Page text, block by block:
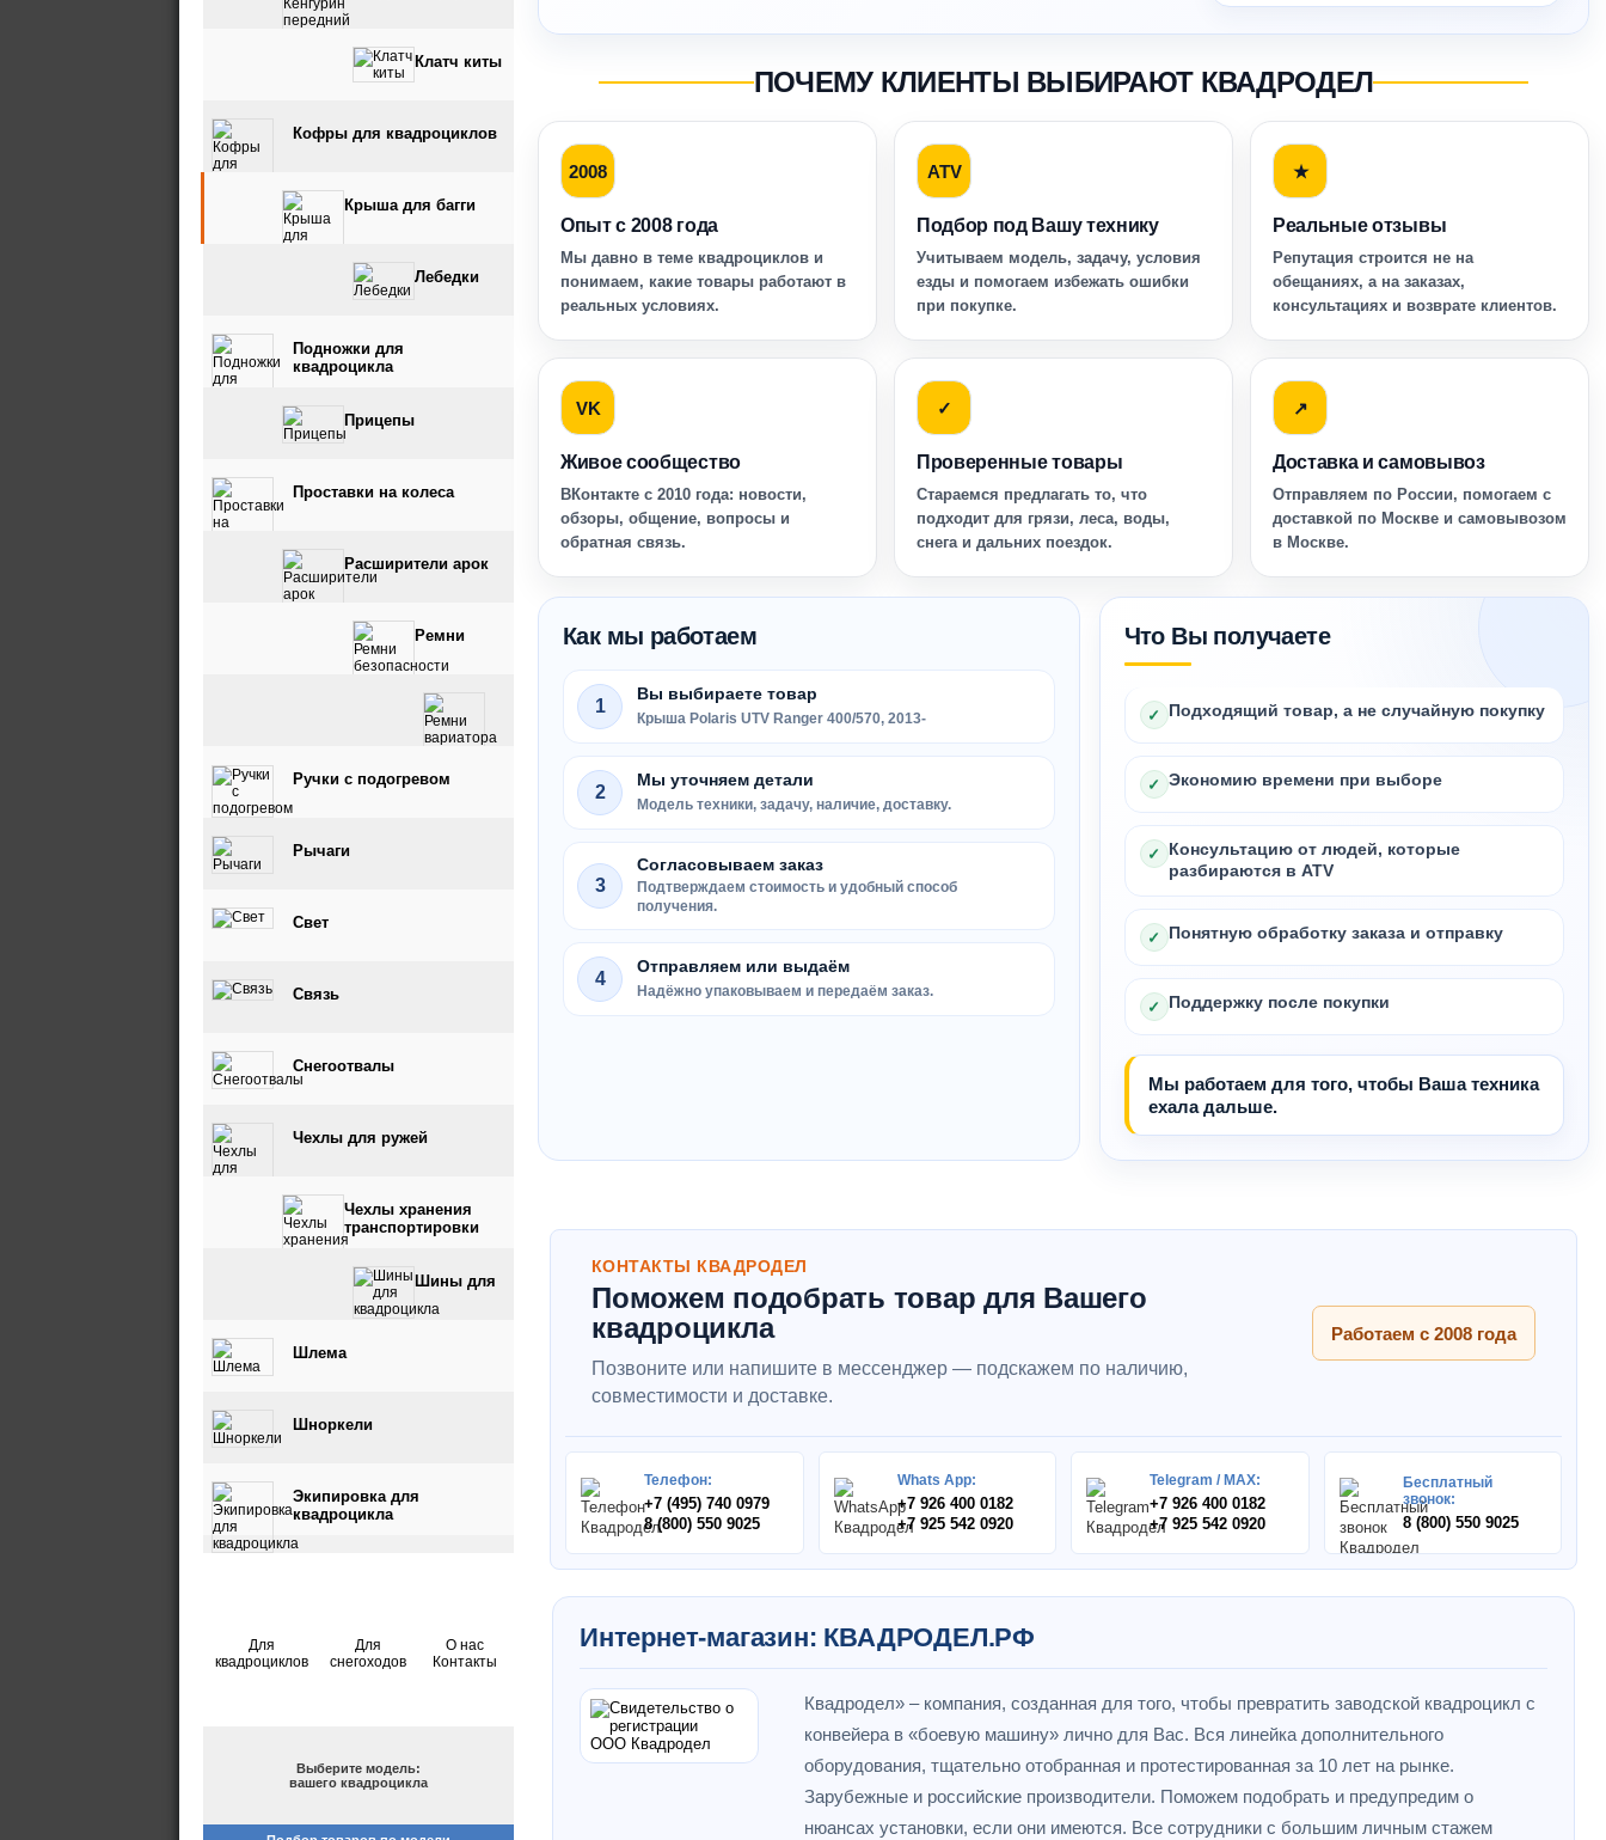
Клатч киты
Кофры для квадроциклов
Крыша для багги
Лебедки
Подножки для
квадроцикла
Прицепы
Проставки на колеса
Расширители арок
Ремни
Ручки с подогревом
Рычаги
Свет
Связь
Снегоотвалы
Чехлы для ружей
Чехлы хранения
транспортировки
Шины для
Шлема
Шноркели
Экипировка для
квадроцикла
Для
квадроциклов
Для
снегоходов
О нас
Контакты
Выберите модель:
вашего квадроцикла
ПОЧЕМУ КЛИЕНТЫ ВЫБИРАЮТ КВАДРОДЕЛ
2008
Опыт с 2008 года
Мы давно в теме квадроциклов и
понимаем, какие товары работают в
реальных условиях.
ATV
Подбор под Вашу технику
Учитываем модель, задачу, условия
езды и помогаем избежать ошибки
при покупке.
★
Реальные отзывы
Репутация строится не на
обещаниях, а на заказах,
консультациях и возврате клиентов.
VK
Живое сообщество
ВКонтакте с 2010 года: новости,
обзоры, общение, вопросы и
обратная связь.
✓
Проверенные товары
Стараемся предлагать то, что
подходит для грязи, леса, воды,
снега и дальних поездок.
↗
Доставка и самовывоз
Отправляем по России, помогаем с
доставкой по Москве и самовывозом
в Москве.
Как мы работаем
1
Вы выбираете товар
Крыша Polaris UTV Ranger 400/570, 2013-
2
Мы уточняем детали
Модель техники, задачу, наличие, доставку.
3
Согласовываем заказ
Подтверждаем стоимость и удобный способ
получения.
4
Отправляем или выдаём
Надёжно упаковываем и передаём заказ.
Что Вы получаете
✓ Подходящий товар, а не случайную покупку
✓ Экономию времени при выборе
✓ Консультацию от людей, которые
разбираются в ATV
✓ Понятную обработку заказа и отправку
✓ Поддержку после покупки
Мы работаем для того, чтобы Ваша техника
ехала дальше.
КОНТАКТЫ КВАДРОДЕЛ
Поможем подобрать товар для Вашего
квадроцикла
Позвоните или напишите в мессенджер — подскажем по наличию,
совместимости и доставке.
Работаем с 2008 года
Телефон:
+7 (495) 740 0979
8 (800) 550 9025
Whats App:
+7 926 400 0182
+7 925 542 0920
Telegram / MAX:
+7 926 400 0182
+7 925 542 0920
Бесплатный
звонок:
8 (800) 550 9025
Интернет-магазин: КВАДРОДЕЛ.РФ
Квадродел» – компания, созданная для того, чтобы превратить заводской квадроцикл с
конвейера в «боевую машину» лично для Вас. Вся линейка дополнительного
оборудования, тщательно отобранная и протестированная за 10 лет на рынке.
Зарубежные и российские производители. Поможем подобрать и предупредим о
нюансах установки, если они имеются. Все сотрудники с большим личным стажем